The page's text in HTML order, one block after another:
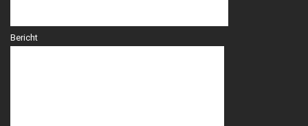
Bericht